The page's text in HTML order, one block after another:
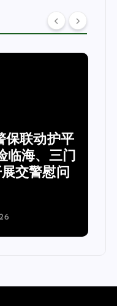
保联动护平
临海、三门
交警慰问